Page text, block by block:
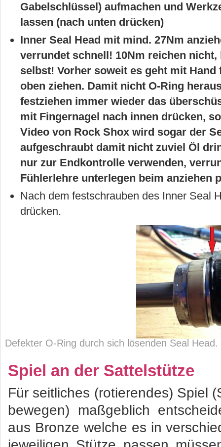
Gabelschlüssel) aufmachen und
lassen (nach unten drücken)
Inner Seal Head mit mind. 27Nm
verrundet schnell! 10Nm reichen
selbst! Vorher soweit es geht mit
oben ziehen. Damit nicht O-Ring
festziehen immer wieder das
mit Fingernagel nach innen drücken,
Video von Rock Shox wird sogar der
aufgeschraubt damit nicht zuviel Öl
nur zur Endkontrolle verwenden,
Fühlerlehre unterlegen beim anziehen
Nach dem festschrauben des Inner Seal
drücken.
Defekter O-Ring durch sich lösenden Seal
Spiel an der Sattelstütze
Für seitliches (rotierendes) Spiel
bewegen) maßgeblich
aus Bronze welche es in